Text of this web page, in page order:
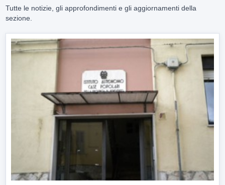
Tutte le notizie, gli approfondimenti e gli aggiornamenti della
sezione.